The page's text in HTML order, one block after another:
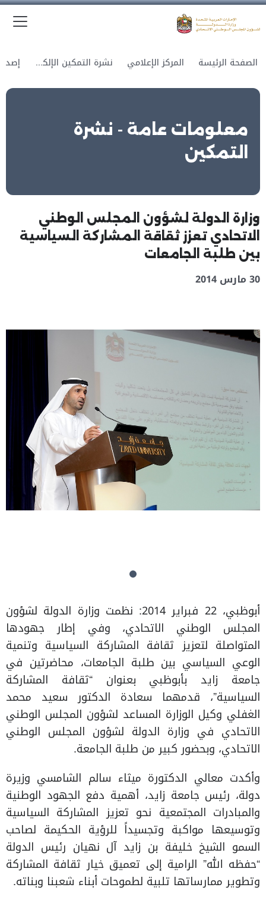
الصفحة الرئيسة المركز الإعلامي نشرة التمكين الإلكترونية
معلومات عامة - نشرة
التمكين
وزارة الدولة لشؤون المجلس الوطني
الاتحادي تعزز ثقاقة المشاركة السياسية
بين طلبة الجامعات
30 مارس 2014
أبوظبي، 22 فبراير 2014: نظمت وزارة الدولة لشؤون
المجلس الوطني الاتحادي، وفي إطار جهودها
المتواصلة لتعزيز ثقافة المشاركة السياسية وتنمية
الوعي السياسي بين طلبة الجامعات، محاضرتين في
جامعة زايد بأبوظبي بعنوان “ثقافة المشاركة
السياسية”، قدمهما سعادة الدكتور سعيد محمد
الغفلي وكيل الوزارة المساعد لشؤون المجلس الوطني
الاتحادي في وزارة الدولة لشؤون المجلس الوطني
الاتحادي، وبحضور كبير من طلبة الجامعة.
وأكدت معالي الدكتورة ميثاء سالم الشامسي وزيرة
دولة، رئيس جامعة زايد، أهمية دفع الجهود الوطنية
والمبادرات المجتمعية نحو تعزيز المشاركة السياسية
وتوسيعها مواكبة وتجسيداً للرؤية الحكيمة لصاحب
السمو الشيخ خليفة بن زايد آل نهيان رئيس الدولة
“حفظه الله” الرامية إلى تعميق خيار ثقافة المشاركة
وتطوير ممارساتها تلبية لطموحات أبناء شعبنا وبناته.